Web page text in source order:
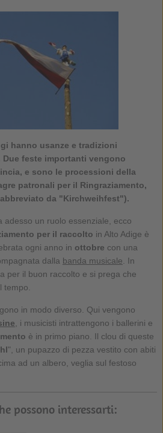
hanno usanze e tradizioni
feste importanti vengono
e sono le processioni della
patronali per il Ringraziamento,
da "Kirchweihfest").
adesso un ruolo essenziale, ecco
per il raccolto in Alto Adige è
ogni anno in ottobre con una
dalla banda musicale . In
per il buon raccolto e si prega che
tempo.
in modo diverso. Qui vengono
, i musicisti intrattengono i ballerini e
è in primo piano. Il clou di queste
", un pupazzo di pezza vestito con abiti
ad un albero, veglia sul festoso
possono interessarti: